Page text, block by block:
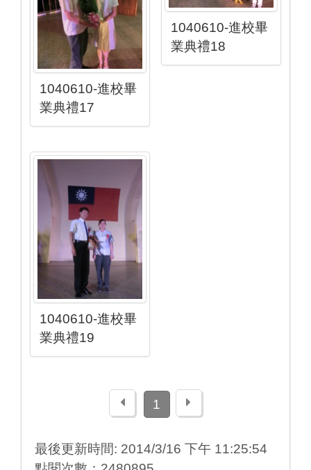
1040610-進校畢
業典禮17
1040610-進校畢
業典禮18
1040610-進校畢
業典禮19
上一頁1 下一頁
最後更新時間: 2014/3/16 下午 11:25:54